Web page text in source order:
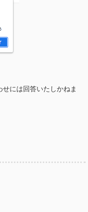
には回答いたしかねま